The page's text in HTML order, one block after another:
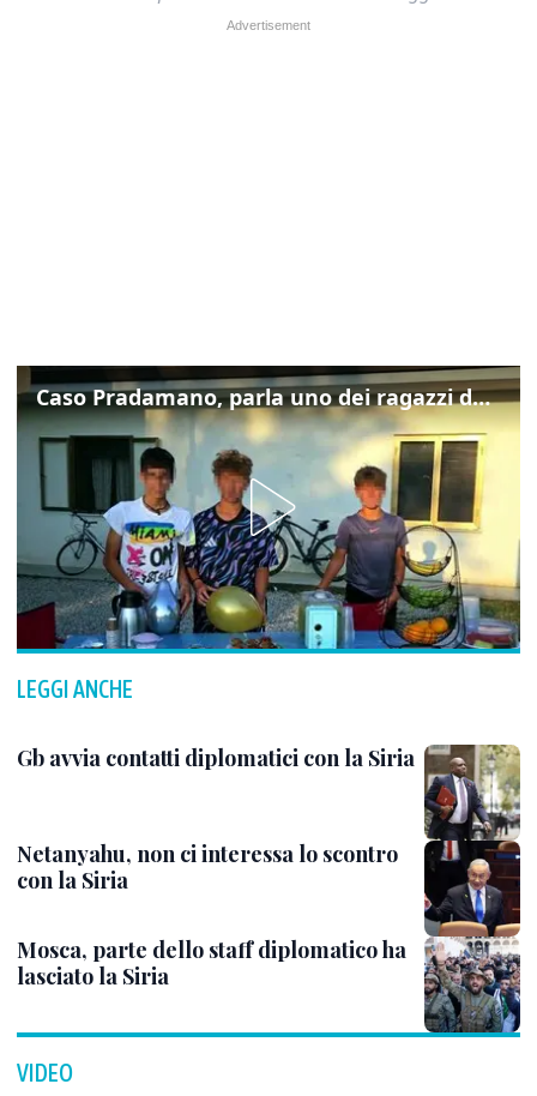
Caso Pradamano, parla uno dei ragazzi denunciati per la limonata: "Volevo anche aiutare i miei"
LEGGI ANCHE
Gb avvia contatti diplomatici con la Siria
Netanyahu, non ci interessa lo scontro
con la Siria
Mosca, parte dello staff diplomatico ha
lasciato la Siria
VIDEO